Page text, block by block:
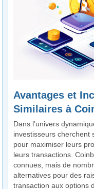
Avantages et
Similaires à
Dans l’univers
investisseurs cherchent
pour maximiser leurs
leurs transactions.
connues, mais de
alternatives pour des
transaction aux options